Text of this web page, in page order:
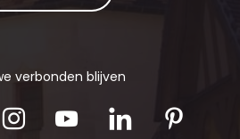
verbonden blijven